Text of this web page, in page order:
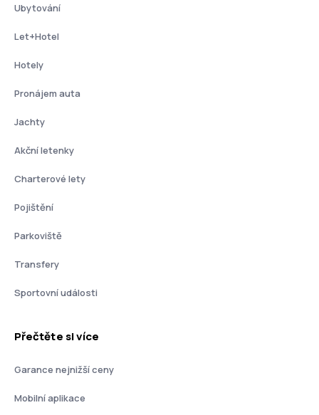
Ubytování
Let+Hotel
Hotely
Pronájem auta
Jachty
Akční letenky
Charterové lety
Pojištění
Parkoviště
Transfery
Sportovní události
Přečtěte si více
Garance nejnižší ceny
Mobilní aplikace